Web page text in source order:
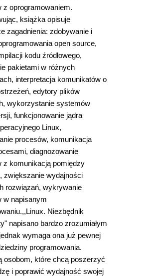
z oprogramowaniem.
książka opisuje
zagadnienia: zdobywanie i
open source,
kodu źródłowego,
pakietami w różnych
interpretacja komunikatów o
edytory plików
wykorzystanie systemów
funkcjonowanie jądra
Linux,
procesów, komunikacja
diagnozowanie
z komunikacją pomiędzy
zwiększanie wydajności
rozwiązań, wykrywanie
w napisanym
Niezbędnik
napisano bardzo zrozumiałym
wymaga ona już pewnej
programowania.
osobom, które chcą poszerzyć
i poprawić wydajność swojej